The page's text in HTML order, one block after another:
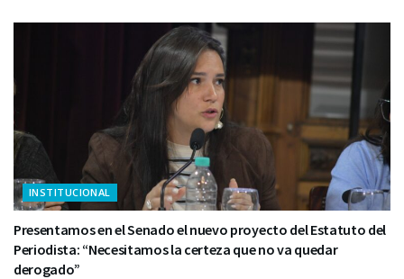
INSTITUCIONAL
Presentamos en el Senado el nuevo proyecto del Estatuto del
Periodista: “Necesitamos la certeza que no va quedar
derogado”